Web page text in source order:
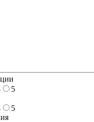
5
5